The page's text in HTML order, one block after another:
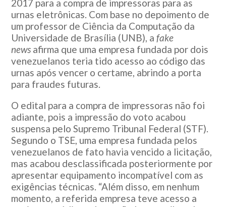
2017 para a compra de impressoras para as
urnas eletrônicas. Com base no depoimento de
um professor de Ciência da Computação da
Universidade de Brasília (UNB), afake
news afirma que uma empresa fundada por dois
venezuelanos teria tido acesso ao código das
urnas após vencer o certame, abrindo a porta
para fraudes futuras.
O edital para a compra de impressoras não foi
adiante, pois a impressão do voto acabou
suspensa pelo Supremo Tribunal Federal (STF).
Segundo o TSE, uma empresa fundada pelos
venezuelanos de fato havia vencido a licitação,
mas acabou desclassificada posteriormente por
apresentar equipamento incompatível com as
exigências técnicas. “Além disso, em nenhum
momento, a referida empresa teve acesso a